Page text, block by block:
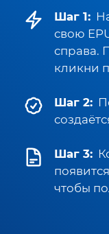
Шаг 1:
свою
справа.
кликни
Шаг 2:
Шаг 3:
чтобы